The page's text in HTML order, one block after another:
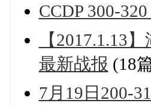
CCDP 300-
【2017.1.13
最新战报 (18
7月19日200-